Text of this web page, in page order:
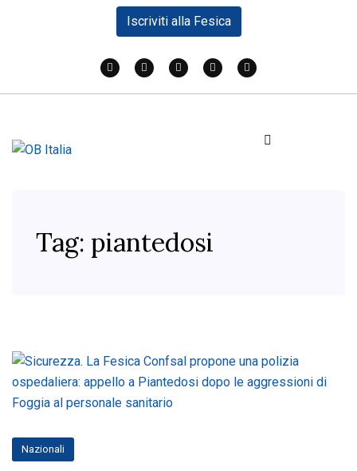
Iscriviti alla Fesica
Tag: piantedosi
Nazionali